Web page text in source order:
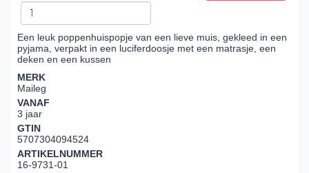
Een leuk poppenhuispopje van een lieve muis, gekleed in een
pyjama, verpakt in een luciferdoosje met een matrasje, een
deken en een kussen
MERK
Maileg
VANAF
3 jaar
GTIN
5707304094524
ARTIKELNUMMER
16-9731-01